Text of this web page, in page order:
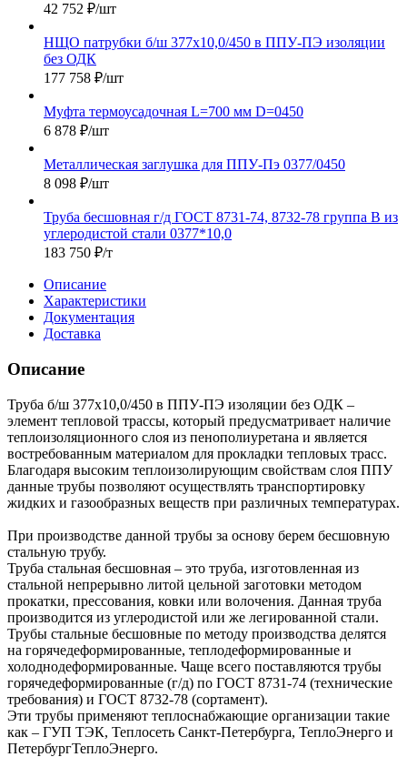
42 752 ₽/шт
НЩО патрубки б/ш 377х10,0/450 в ППУ-ПЭ изоляции
без ОДК
177 758 ₽/шт
Муфта термоусадочная L=700 мм D=0450
6 878 ₽/шт
Металлическая заглушка для ППУ-Пэ 0377/0450
8 098 ₽/шт
Труба бесшовная г/д ГОСТ 8731-74, 8732-78 группа В из
углеродистой стали 0377*10,0
183 750 ₽/т
Описание
Характеристики
Документация
Доставка
Описание
Труба б/ш 377х10,0/450 в ППУ-ПЭ изоляции без ОДК –
элемент тепловой трассы, который предусматривает наличие
теплоизоляционного слоя из пенополиуретана и является
востребованным материалом для прокладки тепловых трасс.
Благодаря высоким теплоизолирующим свойствам слоя ППУ
данные трубы позволяют осуществлять транспортировку
жидких и газообразных веществ при различных температурах.
При производстве данной трубы за основу берем бесшовную
стальную трубу.
Труба стальная бесшовная – это труба, изготовленная из
стальной непрерывно литой цельной заготовки методом
прокатки, прессования, ковки или волочения. Данная труба
производится из углеродистой или же легированной стали.
Трубы стальные бесшовные по методу производства делятся
на горячедеформированные, теплодеформированные и
холоднодеформированные. Чаще всего поставляются трубы
горячедеформированные (г/д) по ГОСТ 8731-74 (технические
требования) и ГОСТ 8732-78 (сортамент).
Эти трубы применяют теплоснабжающие организации такие
как – ГУП ТЭК, Теплосеть Санкт-Петербурга, ТеплоЭнерго и
ПетербургТеплоЭнерго.